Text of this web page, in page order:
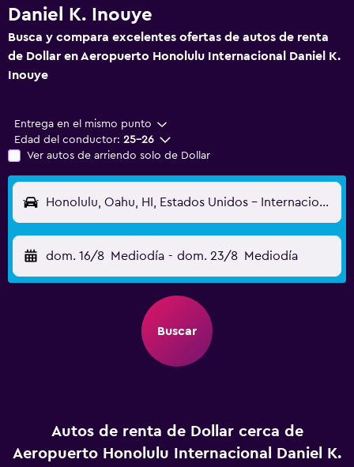
Daniel K. Inouye
Busca y compara excelentes ofertas de autos de renta
de Dollar en Aeropuerto Honolulu Internacional Daniel K.
Inouye
Entrega en el mismo punto
Edad del conductor: 25-26
Ver autos de arriendo solo de Dollar
Honolulu, Oahu, HI, Estados Unidos - Internacional Daniel K. Inouye (HNL)
dom. 16/8 Mediodía - dom. 23/8 Mediodía
Buscar
Autos de renta de Dollar cerca de
Aeropuerto Honolulu Internacional Daniel K.